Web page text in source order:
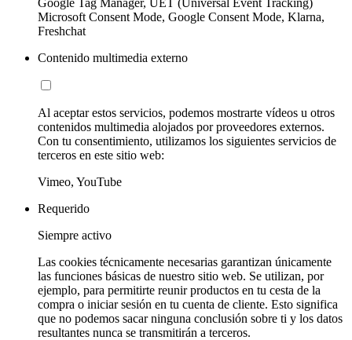
Microsoft Consent Mode, Google Consent Mode, Klarna,
Freshchat
Contenido multimedia externo
Al aceptar estos servicios, podemos mostrarte vídeos u otros
contenidos multimedia alojados por proveedores externos.
Con tu consentimiento, utilizamos los siguientes servicios de
terceros en este sitio web:
Vimeo, YouTube
Requerido
Siempre activo
Las cookies técnicamente necesarias garantizan únicamente
las funciones básicas de nuestro sitio web. Se utilizan, por
ejemplo, para permitirte reunir productos en tu cesta de la
compra o iniciar sesión en tu cuenta de cliente. Esto significa
que no podemos sacar ninguna conclusión sobre ti y los datos
resultantes nunca se transmitirán a terceros.